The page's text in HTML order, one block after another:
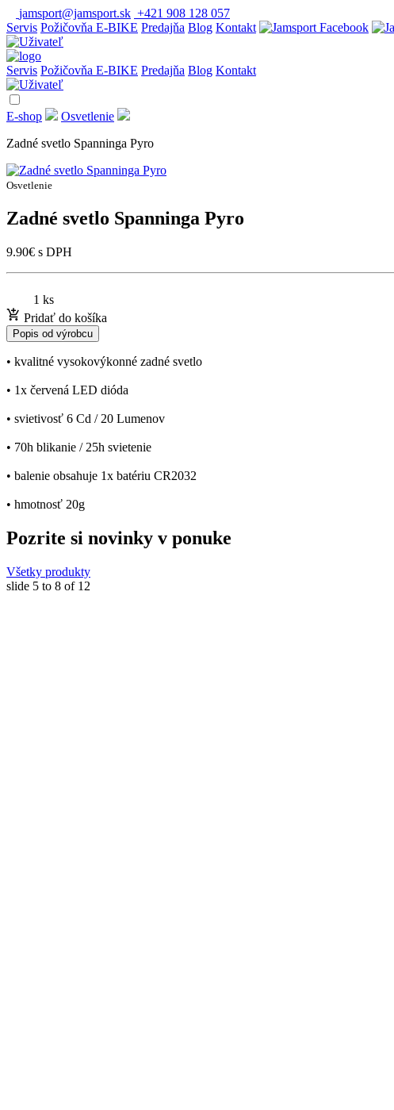
jamsport@jamsport.sk +421 908 128 057
Servis Požičovňa E-BIKE Predajňa Blog Kontakt
Servis Požičovňa E-BIKE Predajňa Blog Kontakt
E-shop
Osvetlenie
Zadné svetlo Spanninga Pyro
Osvetlenie
Zadné svetlo Spanninga Pyro
9.90€ s DPH
1 ks
Pridať do košíka
Popis od výrobcu
• kvalitné vysokovýkonné zadné svetlo
• 1x červená LED dióda
• svietivosť 6 Cd / 20 Lumenov
• 70h blikanie / 25h svietenie
• balenie obsahuje 1x batériu CR2032
• hmotnosť 20g
Pozrite si novinky v ponuke
Všetky produkty
slide 5 to 8 of 12